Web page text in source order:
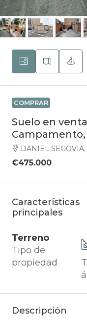
COMPRAR
Suelo en
Campamento,
DANIEL
€475.000
Características
principales
Terreno
Tipo de
propiedad
Descripción